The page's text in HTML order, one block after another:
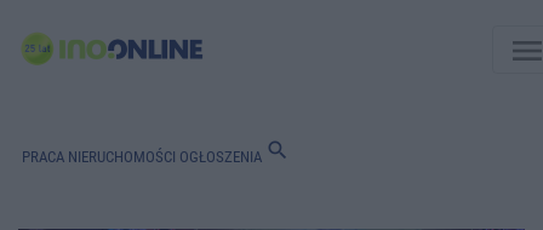
PRACA NIERUCHOMOŚCI OGŁOSZENIA search